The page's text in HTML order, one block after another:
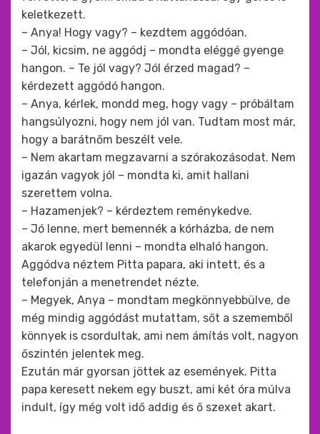
keletkezett.
– Anya! Hogy vagy? – kezdtem aggódóan.
– Jól, kicsim, ne aggódj – mondta eléggé gyenge
hangon. – Te jól vagy? Jól érzed magad? –
kérdezett aggódó hangon.
– Anya, kérlek, mondd meg, hogy vagy – próbáltam
hangsúlyozni, hogy nem jól van. Tudtam most már,
hogy a barátnőm beszélt vele.
– Nem akartam megzavarni a szórakozásodat. Nem
igazán vagyok jól – mondta ki, amit hallani
szerettem volna.
– Hazamenjek? – kérdeztem reménykedve.
– Jó lenne, mert bemennék a kórházba, de nem
akarok egyedül lenni – mondta elhaló hangon.
Aggódva néztem Pitta papara, aki intett, és a
telefonján a menetrendet nézte.
– Megyek, Anya – mondtam megkönnyebbülve, de
még mindig aggódást mutattam, sőt a szememből
könnyek is csordultak, ami nem ámítás volt, nagyon
őszintén jelentek meg.
Ezután már gyorsan jöttek az események. Pitta
papa keresett nekem egy buszt, ami két óra múlva
indult, így még volt idő addig és ő szexet akart.